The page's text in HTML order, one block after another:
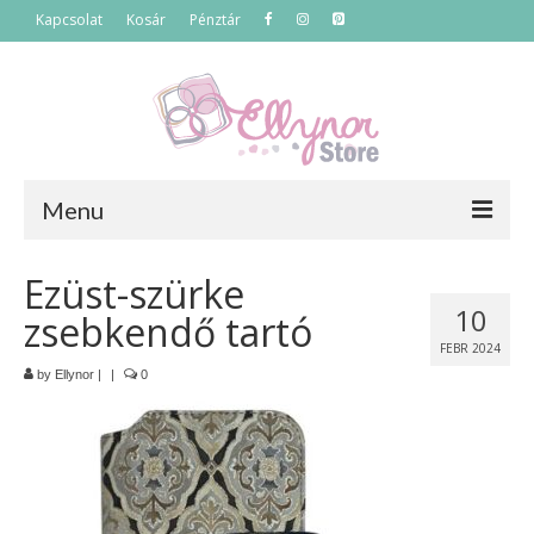
Kapcsolat Kosár Pénztár
Menu
Főoldal
Termékek
Szettek
Akciós termékek
Táskák
Neszeszerek
10
FEBR 2024
Ezüst-szürke
zsebkendő tartó
by Ellynor | | 0